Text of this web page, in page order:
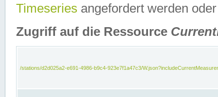
Timeseries angefordert werden
Zugriff auf die Ressource
/stations/d2d025a2-e691-4986-b9c4-923e7f1a47c3/